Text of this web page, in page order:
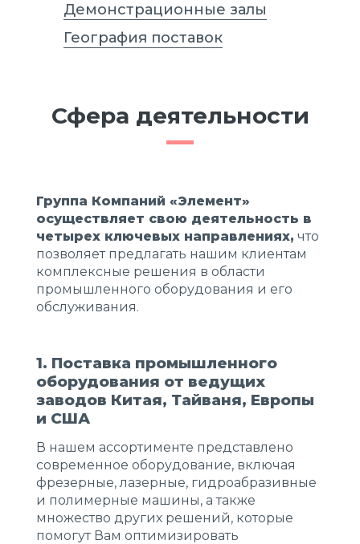
Демонстрационные залы
География поставок
Сфера деятельности
Группа Компаний «Элемент»
осуществляет свою деятельность в
четырех ключевых направлениях, что
позволяет предлагать нашим клиентам
комплексные решения в области
промышленного оборудования и его
обслуживания.
1. Поставка промышленного
оборудования от ведущих
заводов Китая, Тайваня, Европы
и США
В нашем ассортименте представлено
современное оборудование, включая
фрезерные, лазерные, гидроабразивные
и полимерные машины, а также
множество других решений, которые
помогут Вам оптимизировать